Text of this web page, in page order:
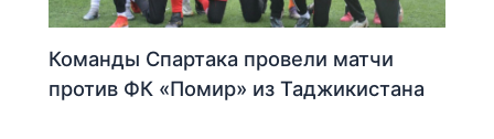
Команды Спартака провели матчи
против ФК «Помир» из Таджикистана